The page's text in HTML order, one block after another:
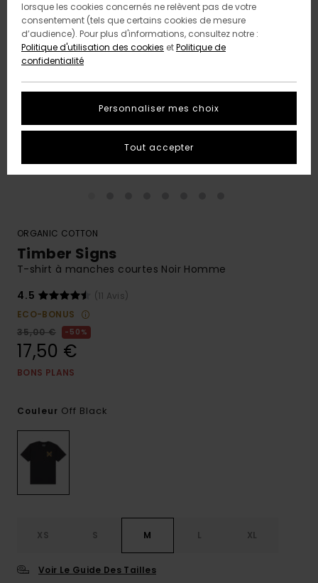
ORGANIC COTTON
Timber Signs
T-shirt à manches courtes Noir Homme
4.5
(11 Avis)
ECO-BONUS
35,00 €
50%
17,50 €
BONS PLANS
Couleur Off Black
XS S M L XL
Voir Le Guide Des Tailles
lorsque les cookies concernés ne relèvent pas de votre
consentement (tels que certains cookies de mesure
d’audience). Pour plus d'informations, consultez notre :
Politique d'utilisation des cookies etPolitique de
confidentialité
Personnaliser mes choix
Tout accepter